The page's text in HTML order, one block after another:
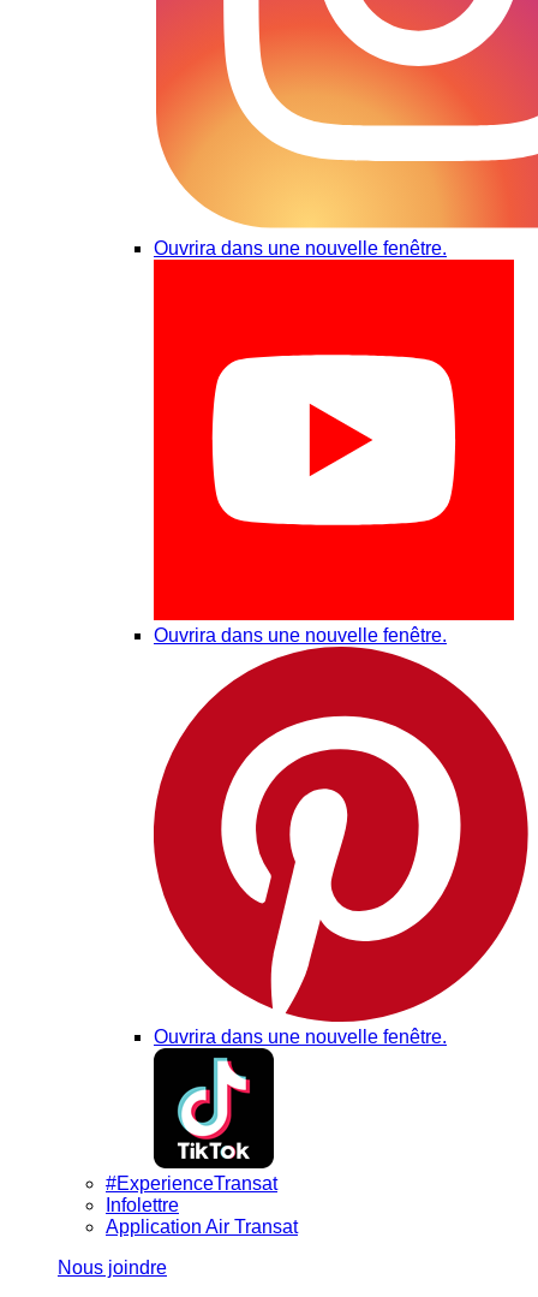
Ouvrira dans une nouvelle fenêtre.
Ouvrira dans une nouvelle fenêtre.
Ouvrira dans une nouvelle fenêtre.
#ExperienceTransat
Infolettre
Application Air Transat
Nous joindre